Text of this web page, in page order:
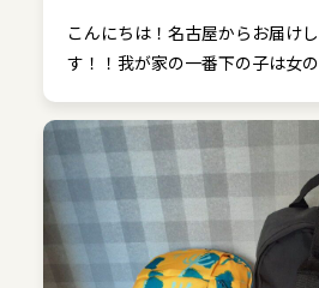
こんにちは！名古屋からお届け
す！！我が家の一番下の子は女